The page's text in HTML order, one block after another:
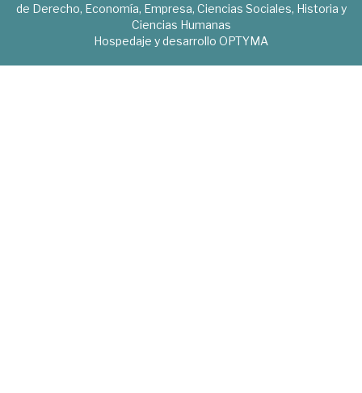
de Derecho, Economía, Empresa, Ciencias Sociales, Historia y
Ciencias Humanas
Hospedaje y desarrollo OPTYMA